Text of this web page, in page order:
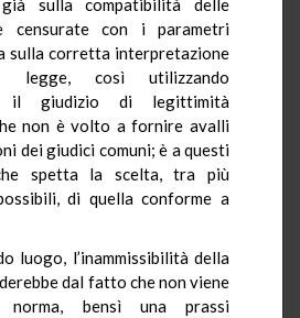
sulla compatibilità delle
censurate con i parametri
sulla corretta interpretazione
legge, così utilizzando
il giudizio di legittimità
non è volto a fornire avalli
dei giudici comuni; è a questi
spetta la scelta, tra più
di quella conforme a
luogo, l’inammissibilità della
dal fatto che non viene
norma, bensì una prassi